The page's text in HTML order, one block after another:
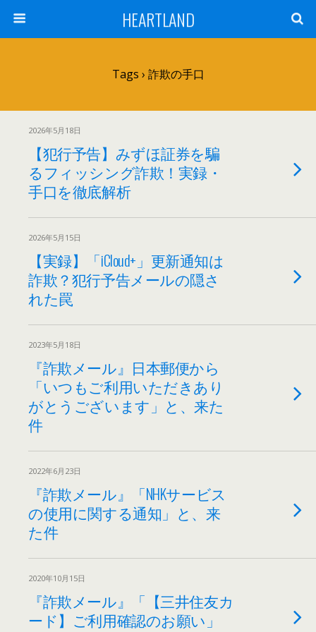
HEARTLAND
Tags › 詐欺の手口
2026年5月18日
【犯行予告】みずほ証券を騙
るフィッシング詐欺！実録・
手口を徹底解析
2026年5月15日
【実録】「iCloud+」更新通知は
詐欺？犯行予告メールの隠さ
れた罠
2023年5月18日
『詐欺メール』日本郵便から
「いつもご利用いただきあり
がとうございます」と、来た
件
2022年6月23日
『詐欺メール』「NHKサービス
の使用に関する通知」と、来
た件
2020年10月15日
『詐欺メール』「【三井住友カ
ード】ご利用確認のお願い」